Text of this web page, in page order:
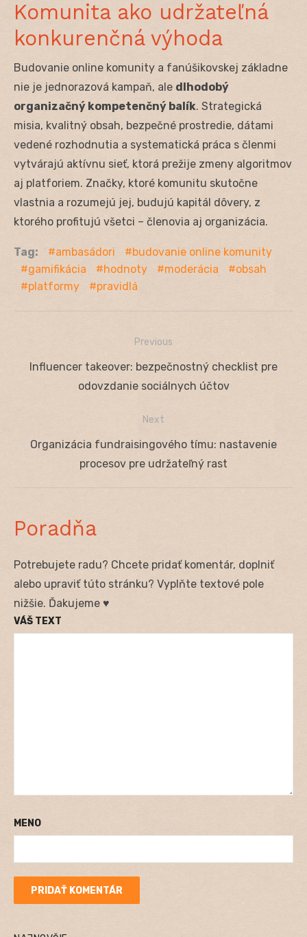
Komunita ako udržateľná
konkurenčná výhoda
Budovanie online komunity a fanúšikovskej základne
nie je jednorazová kampaň, ale dlhodobý
organizačný kompetenčný balík. Strategická
misia, kvalitný obsah, bezpečné prostredie, dátami
vedené rozhodnutia a systematická práca s členmi
vytvárajú aktívnu sieť, ktorá prežije zmeny algoritmov
aj platforiem. Značky, ktoré komunitu skutočne
vlastnia a rozumejú jej, budujú kapitál dôvery, z
ktorého profitujú všetci – členovia aj organizácia.
Tag: ambasádori
budovanie online komunity
gamifikácia
hodnoty moderácia
obsah
platformy
pravidlá
Navigácia
Previous
Previous
Influencer takeover: bezpečnostný checklist pre
odovzdanie sociálnych účtov
Next
Next
Organizácia fundraisingového tímu: nastavenie
procesov pre udržateľný rast
Poradňa
Potrebujete radu? Chcete pridať komentár, doplniť
alebo upraviť túto stránku? Vyplňte textové pole
nižšie. Ďakujeme ♥
VÁŠ TEXT
MENO